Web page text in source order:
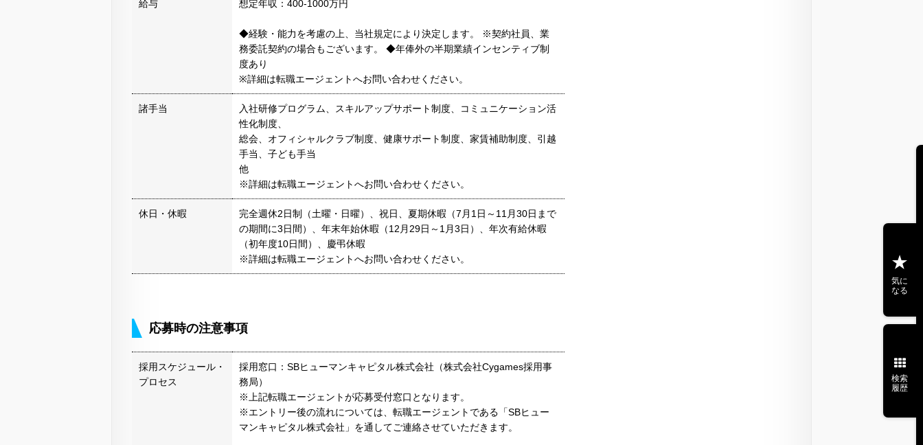
給与 想定年収：400-1000万円
◆経験・能力を考慮の上、当社規定により決定します。 ※契約社員、業
務委託契約の場合もございます。 ◆年俸外の半期業績インセンティブ制
度あり
※詳細は転職エージェントへお問い合わせください。
諸手当
入社研修プログラム、スキルアップサポート制度、コミュニケーション活
性化制度、
総会、オフィシャルクラブ制度、健康サポート制度、家賃補助制度、引越
手当、子ども手当
他
※詳細は転職エージェントへお問い合わせください。
休日・休暇
完全週休2日制（土曜・日曜）、祝日、夏期休暇（7月1日～11月30日まで
の期間に3日間）、年末年始休暇（12月29日～1月3日）、年次有給休暇
（初年度10日間）、慶弔休暇
※詳細は転職エージェントへお問い合わせください。
応募時の注意事項
採用スケジュール・
プロセス
採用窓口：SBヒューマンキャピタル株式会社（株式会社Cygames採用事
務局）
※上記転職エージェントが応募受付窓口となります。
※エントリー後の流れについては、転職エージェントである「SBヒュー
マンキャピタル株式会社」を通してご連絡させていただきます。
気に
なる
検索
履歴